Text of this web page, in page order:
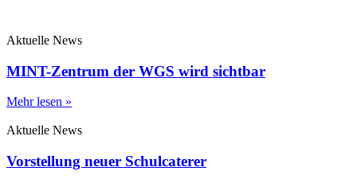
Aktuelle News
MINT-Zentrum der WGS wird sichtbar
Mehr lesen »
Aktuelle News
Vorstellung neuer Schulcaterer